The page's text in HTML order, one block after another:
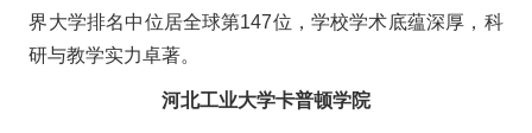
界大学排名中位居全球第147位，学校学术底蕴深厚，科
研与教学实力卓著。
河北工业大学卡普顿学院